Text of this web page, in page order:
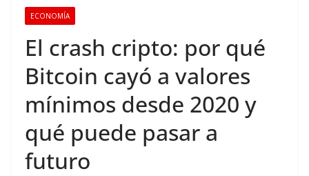
ECONOMÍA
El crash cripto: por qué
Bitcoin cayó a valores
mínimos desde 2020 y
qué puede pasar a
futuro